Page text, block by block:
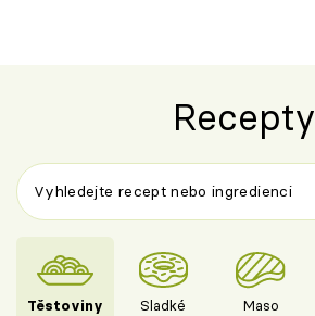
Recepty
Těstoviny Sladké Maso